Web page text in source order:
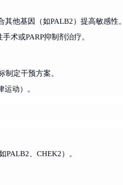
其他基因（如PALB2）提高敏感性。
术或PARP抑制剂治疗。
制定干预方案。
动）。
PALB2、CHEK2）。